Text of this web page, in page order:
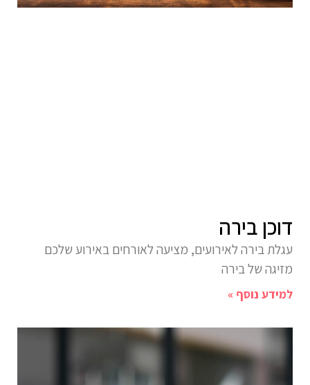
דוכן בירה
עגלת בירה לאירועים, מציעה לאורחים באירוע שלכם
מזיגה של בירה
למידע נוסף »